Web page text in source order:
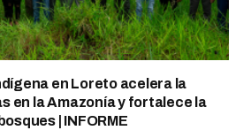
en Loreto acelera la
en la Amazonía y fortalece la
| INFORME